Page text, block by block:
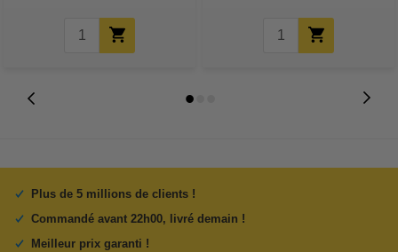
Plus de 5 millions de clients !
Commandé avant 22h00, livré demain !
Meilleur prix garanti !